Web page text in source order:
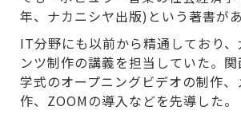
年、ナカニシヤ出版)という著書があ
IT分野にも以前から精通しており
ンツ制作の講義を担当していた。
学式のオープニングビデオの制作、
作、ZOOMの導入などを先導した。